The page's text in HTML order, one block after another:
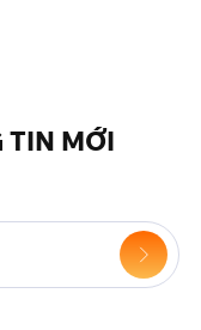
TIN MỚI